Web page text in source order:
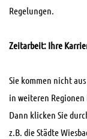
Regelungen.
Zeitarbeit: Ihre
Sie kommen nicht
in weiteren Regionen
Dann klicken Sie
z.B. die Städte